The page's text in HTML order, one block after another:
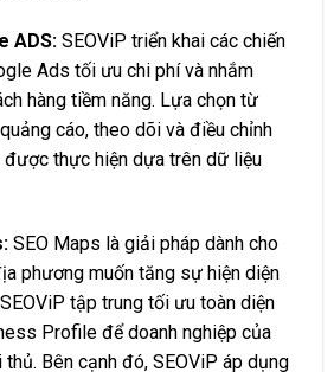
ADS: SEOViP triển khai các chiến
Ads tối ưu chi phí và nhắm
hàng tiềm năng. Lựa chọn từ
cáo, theo dõi và điều chỉnh
thực hiện dựa trên dữ liệu
: SEO Maps là giải pháp dành cho
phương muốn tăng sự hiện diện
tập trung tối ưu toàn diện
Profile để doanh nghiệp của
Bên cạnh đó, SEOViP áp dụng